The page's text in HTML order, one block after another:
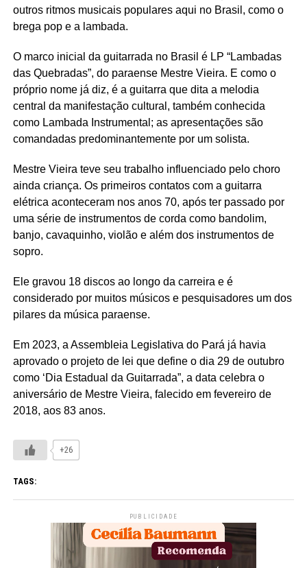
outros ritmos musicais populares aqui no Brasil, como o
brega pop e a lambada.
O marco inicial da guitarrada no Brasil é LP “Lambadas
das Quebradas”, do paraense Mestre Vieira. E como o
próprio nome já diz, é a guitarra que dita a melodia
central da manifestação cultural, também conhecida
como Lambada Instrumental; as apresentações são
comandadas predominantemente por um solista.
Mestre Vieira teve seu trabalho influenciado pelo choro
ainda criança. Os primeiros contatos com a guitarra
elétrica aconteceram nos anos 70, após ter passado por
uma série de instrumentos de corda como bandolim,
banjo, cavaquinho, violão e além dos instrumentos de
sopro.
Ele gravou 18 discos ao longo da carreira e é
considerado por muitos músicos e pesquisadores um dos
pilares da música paraense.
Em 2023, a Assembleia Legislativa do Pará já havia
aprovado o projeto de lei que define o dia 29 de outubro
como ‘Dia Estadual da Guitarrada”, a data celebra o
aniversário de Mestre Vieira, falecido em fevereiro de
2018, aos 83 anos.
+26
TAGS:
PUBLICIDADE